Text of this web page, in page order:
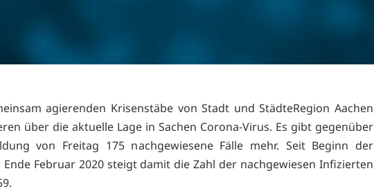
agierenden Krisenstäbe von Stadt und StädteRegion Aachen
über die aktuelle Lage in Sachen Corona-Virus. Es gibt gegenüber
von Freitag 175 nachgewiesene Fälle mehr. Seit Beginn der
Ende Februar 2020 steigt damit die Zahl der nachgewiesen Infizierten